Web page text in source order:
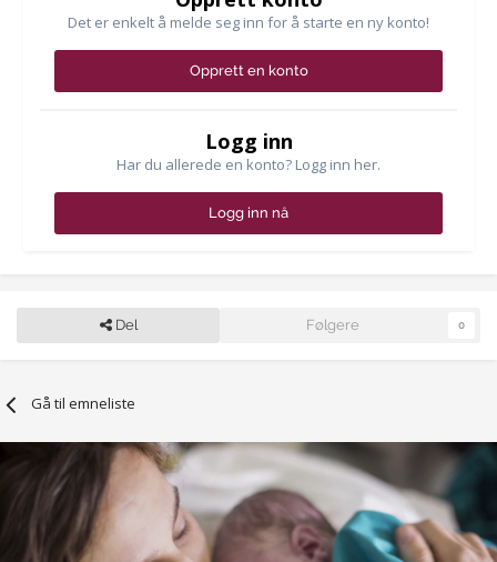
Det er enkelt å melde seg inn for å starte en ny konto!
Opprett en konto
Logg inn
Har du allerede en konto? Logg inn her.
Logg inn nå
Del Følgere 0
Gå til emneliste